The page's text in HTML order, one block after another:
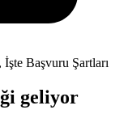
geliyor